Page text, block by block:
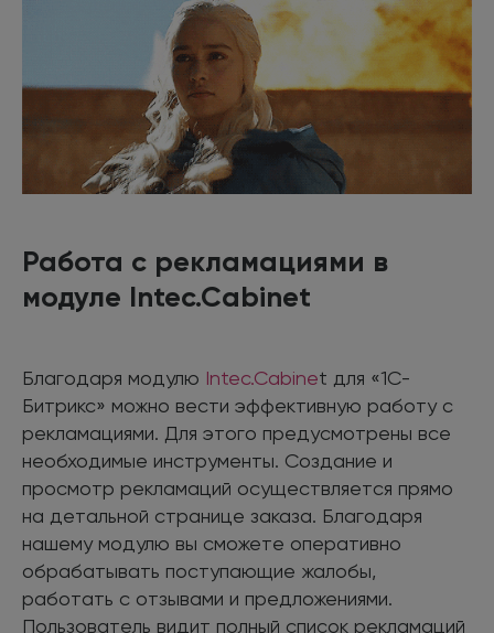
Работа с рекламациями в
модуле Intec.Cabinet
Благодаря модулю Intec.Cabinet для «1С-
Битрикс» можно вести эффективную работу с
рекламациями. Для этого предусмотрены все
необходимые инструменты. Создание и
просмотр рекламаций осуществляется прямо
на детальной странице заказа. Благодаря
нашему модулю вы сможете оперативно
обрабатывать поступающие жалобы,
работать с отзывами и предложениями.
Пользователь видит полный список рекламаций